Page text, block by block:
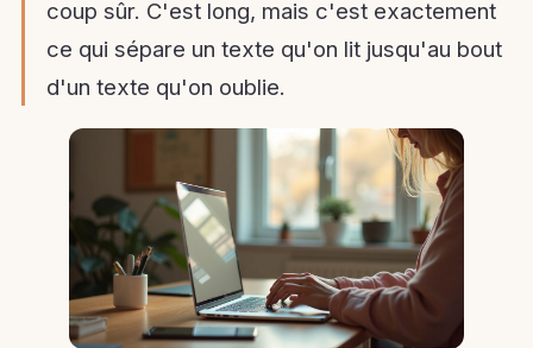
coup sûr. C'est long, mais c'est exactement
ce qui sépare un texte qu'on lit jusqu'au bout
d'un texte qu'on oublie.